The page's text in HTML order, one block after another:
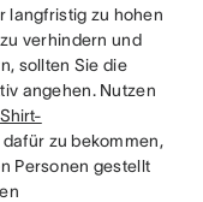
langfristig zu hohen
verhindern und
sollten Sie die
angehen. Nutzen
zu bekommen,
Personen gestellt